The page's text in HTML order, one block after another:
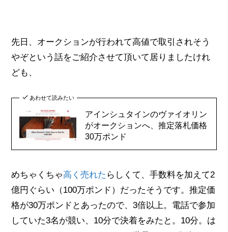
先日、オークションが行われて高値で取引されそう
やぞという話をご紹介させて頂いて居りましたけれ
ども、
あわせて読みたい
アインシュタインのヴァイオリン
がオークションへ、推定落札価格
30万ポンド
めちゃくちゃ高く売れた らしくて、手数料を加えて2
億円ぐらい（100万ポンド）だったそうです。推定価
格が30万ポンドとあったので、3倍以上。電話で参加
していた3名が競い、10分で決着をみたと。10分。は